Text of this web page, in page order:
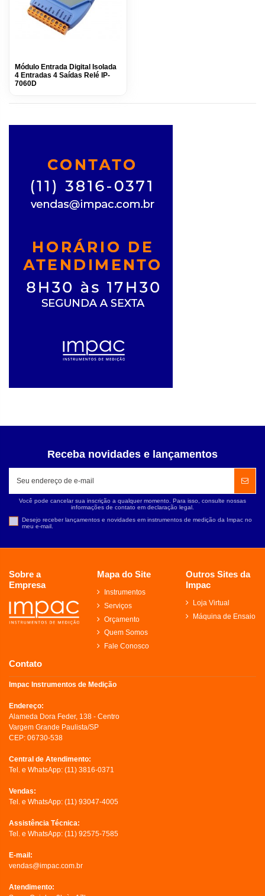
Módulo Entrada Digital Isolada
4 Entradas 4 Saídas Relé IP-
7060D
Receba novidades e lançamentos
Você pode cancelar sua inscrição a qualquer momento. Para isso, consulte nossas
informações de contato em declaração legal.
Desejo receber lançamentos e novidades em instrumentos de medição da Impac no
meu e-mail.
Sobre a
Empresa
Mapa do Site
Instrumentos
Serviços
Orçamento
Quem Somos
Fale Conosco
Outros Sites da
Impac
Loja Virtual
Máquina de Ensaio
Contato
Impac Instrumentos de Medição
Endereço:
Alameda Dora Feder, 138 - Centro
Vargem Grande Paulista/SP
CEP: 06730-538
Central de Atendimento:
Tel. e WhatsApp: (11) 3816-0371
Vendas:
Tel. e WhatsApp: (11) 93047-4005
Assistência Técnica:
Tel. e WhatsApp: (11) 92575-7585
E-mail:
vendas@impac.com.br
Atendimento: